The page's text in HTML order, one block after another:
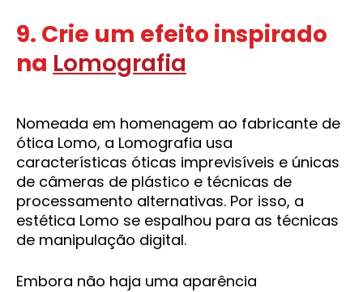
9. Crie um efeito inspirado
na Lomografia
Nomeada em homenagem ao fabricante de
ótica Lomo, a Lomografia usa
características óticas imprevisíveis e únicas
de câmeras de plástico e técnicas de
processamento alternativas. Por isso, a
estética Lomo se espalhou para as técnicas
de manipulação digital.
Embora não haja uma aparência